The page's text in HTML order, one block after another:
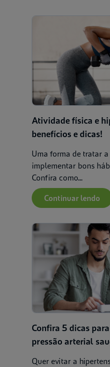
Atividade física e
benefícios e dicas!
Uma forma de tratar
implementar bons
Confira como...
Continuar lendo
Confira 5 dicas
pressão arterial
Quer evitar a